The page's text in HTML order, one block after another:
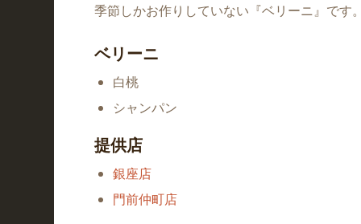
季節しかお作りしていない『ベリーニ』です
ベリーニ
白桃
シャンパン
提供店
銀座店
門前仲町店